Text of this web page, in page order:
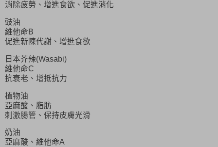
消除疲勞、增進食欲、促進消化
豉油
維他命B
促進新陳代謝、增進食欲
日本芥辣(Wasabi)
維他命C
抗衰老、增抵抗力
植物油
亞麻酸、脂肪
刺激腸管、保持皮膚光滑
奶油
亞麻酸、維他命A